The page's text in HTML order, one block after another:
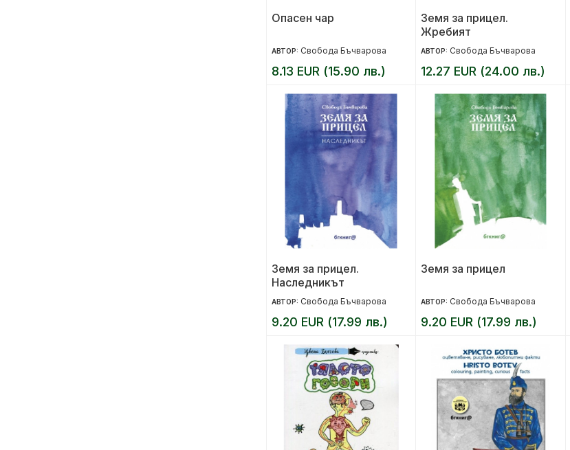
Опасен чар
АВТОР: Свобода Бъчварова
8.13 EUR (15.90 лв.)
Земя за прицел.
Жребият
АВТОР: Свобода Бъчварова
12.27 EUR (24.00 лв.)
Земя за прицел.
Наследникът
АВТОР: Свобода Бъчварова
9.20 EUR (17.99 лв.)
Земя за прицел
АВТОР: Свобода Бъчварова
9.20 EUR (17.99 лв.)